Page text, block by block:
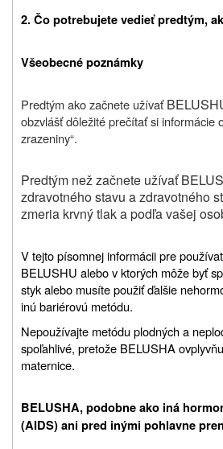
2. Čo potrebujete vedieť predtým,
Všeobecné poznámky
Predtým ako začnete užívať
obzvlášť dôležité prečítať si informácie
zrazeniny“.
Predtým než začnete užívať
zdravotného stavu a zdravotného
zmeria krvný tlak a podľa vašej
V tejto písomnej informácii pre
BELUSHU alebo v ktorých môže byť
styk alebo musíte použiť ďalšie
inú bariérovú metódu.
Nepoužívajte metódu plodných a
spoľahlivé, pretože BELUSHA
maternice.
BELUSHA, podobne ako iná
(AIDS) ani pred inými pohlavne